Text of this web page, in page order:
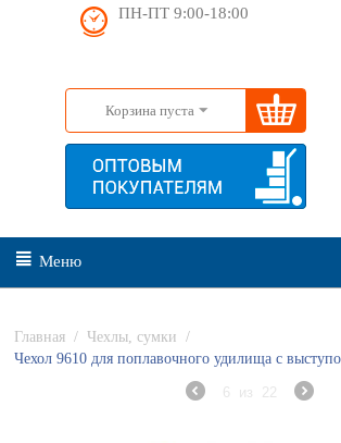
ПН-ПТ 9:00-18:00
Корзина пуста
Меню
Главная / Чехлы, сумки
/
Чехол 9610 для поплавочного удилища с
6 из 22